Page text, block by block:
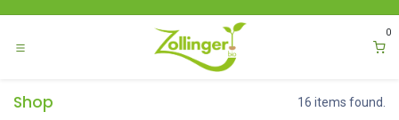
0
Shop 16 items found.